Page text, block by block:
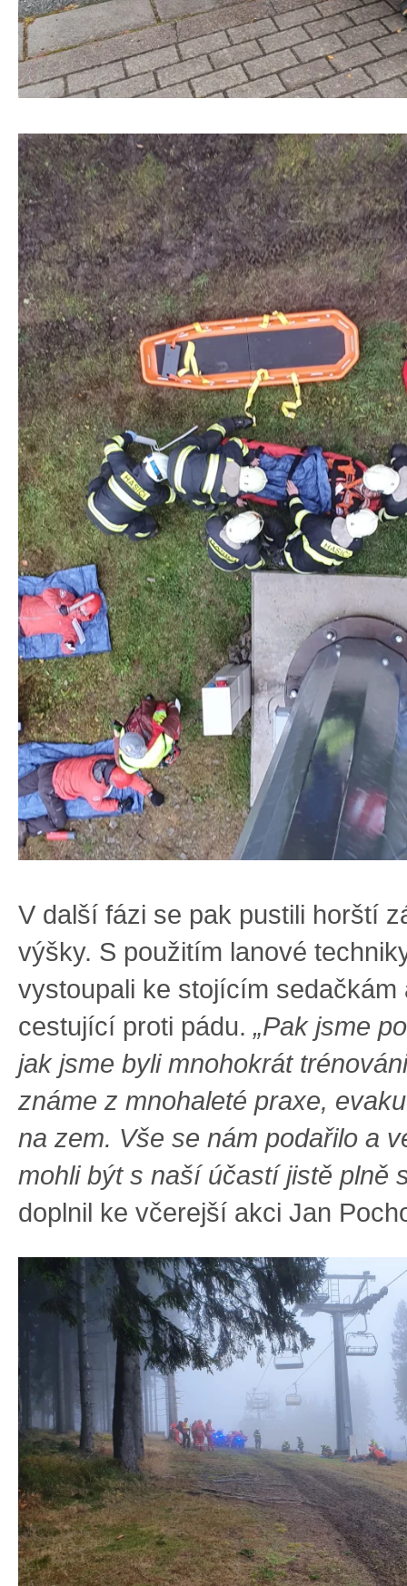
V další fázi se pak pustili horští
výšky. S použitím lanové
vystoupali ke stojícím sedačkám
cestující proti pádu. „Pak jsme
jak jsme byli mnohokrát
známe z mnohaleté praxe,
na zem. Vše se nám podařilo a
mohli být s naší účastí jistě plně
doplnil ke včerejší akci Jan